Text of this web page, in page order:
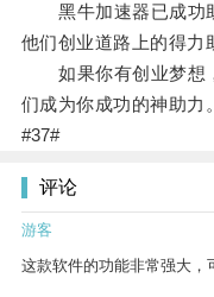
黑牛加速器已成功助
他们创业道路上的得力
如果你有创业梦想
们成为你成功的神助力。
#37#
评论
游客
这款软件的功能非常强大，